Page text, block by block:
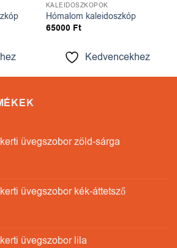
KALEIDOSZKÓPOK
Hómalom kaleidoszkóp
65000 Ft
Kedvencekhez
üvegszobor zöld-sárga
üvegszobor kék-áttetsző
üvegszobor lila